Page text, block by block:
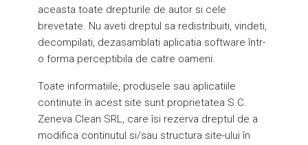
aceasta toate drepturile de autor si cele
brevetate. Nu aveti dreptul sa redistribuiti, vindeti,
decompilati, dezasamblati aplicatia software într-
o forma perceptibila de catre oameni.
Toate informatiile, produsele sau aplicatiile
continute în acest site sunt proprietatea S.C.
Zeneva Clean SRL, care îsi rezerva dreptul de a
modifica continutul si/sau structura site-ului în